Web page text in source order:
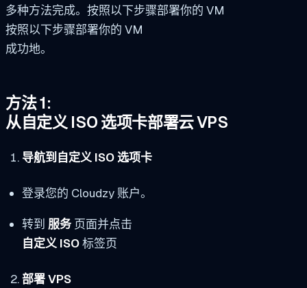
多种方法完成。按照以下步骤部署你的 VM
按照以下步骤部署你的 VM
成功地。
方法 1:
从自定义 ISO 选项卡部署云 VPS
导航到自定义 ISO 选项卡
登录您的 Cloudzy 账户。
转到 服务页面并点击
自定义 ISO标签页
部署 VPS